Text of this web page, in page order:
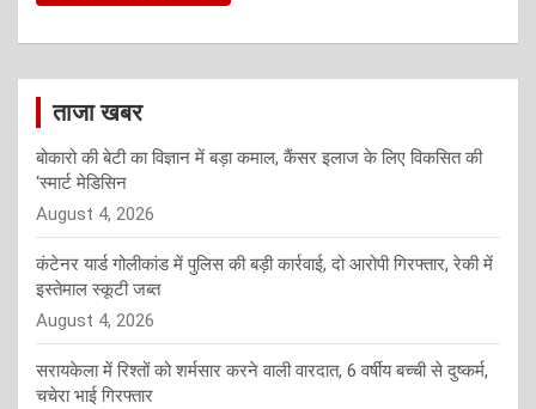
ताजा खबर
बोकारो की बेटी का विज्ञान में बड़ा कमाल, कैंसर इलाज के लिए विकसित की
‘स्मार्ट मेडिसिन
August 4, 2026
कंटेनर यार्ड गोलीकांड में पुलिस की बड़ी कार्रवाई, दो आरोपी गिरफ्तार, रेकी में
इस्तेमाल स्कूटी जब्त
August 4, 2026
सरायकेला में रिश्तों को शर्मसार करने वाली वारदात, 6 वर्षीय बच्ची से दुष्कर्म,
चचेरा भाई गिरफ्तार